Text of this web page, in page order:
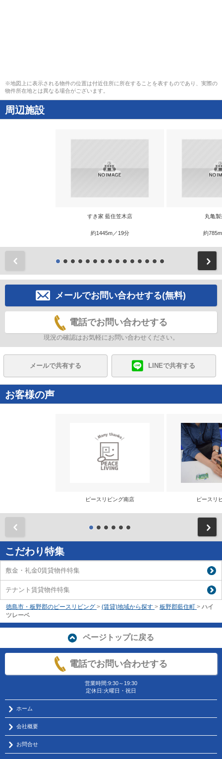
※地図上に表示される物件の位置は付近住所に所在することを表すものであり、実際の
物件所在地とは異なる場合がございます。
周辺施設
すき家 藍住笠木店
約1445m／19分
丸亀
約
メールでお問い合わせする(無料)
電話でお問い合わせする
現況の確認はお気軽にお問い合わせください。
メールで共有する LINEで共有する
お客様の声
ピースリビング南店 ピースリ
こだわり特集
敷金・礼金0賃貸物件特集
テナント賃貸物件特集
徳島市・板野郡のピースリビング > (賃貸)地域から探す > 板野郡藍住町 > ハイ
ツレーベ
ページトップに戻る
電話でお問い合わせする
営業時間:9:30～19:30
定休日:火曜日・祝日
ホーム
会社概要
お問合せ